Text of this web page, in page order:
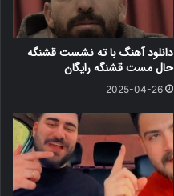
دانلود آهنگ با ته نشست قشنگه
حال مست قشنگه رایگان
2025-04-26